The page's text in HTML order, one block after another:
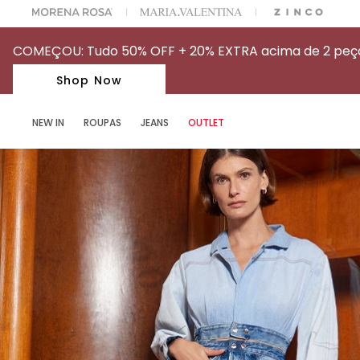
ESCOLHER SEU LOOK? FALE COM NOSSA PERSONAL SHOPPER.
COMEÇOU: Tudo 50% OFF + 20% EXTRA acima de 2
Shop Now
NEW IN ROUPAS JEANS OUTLET